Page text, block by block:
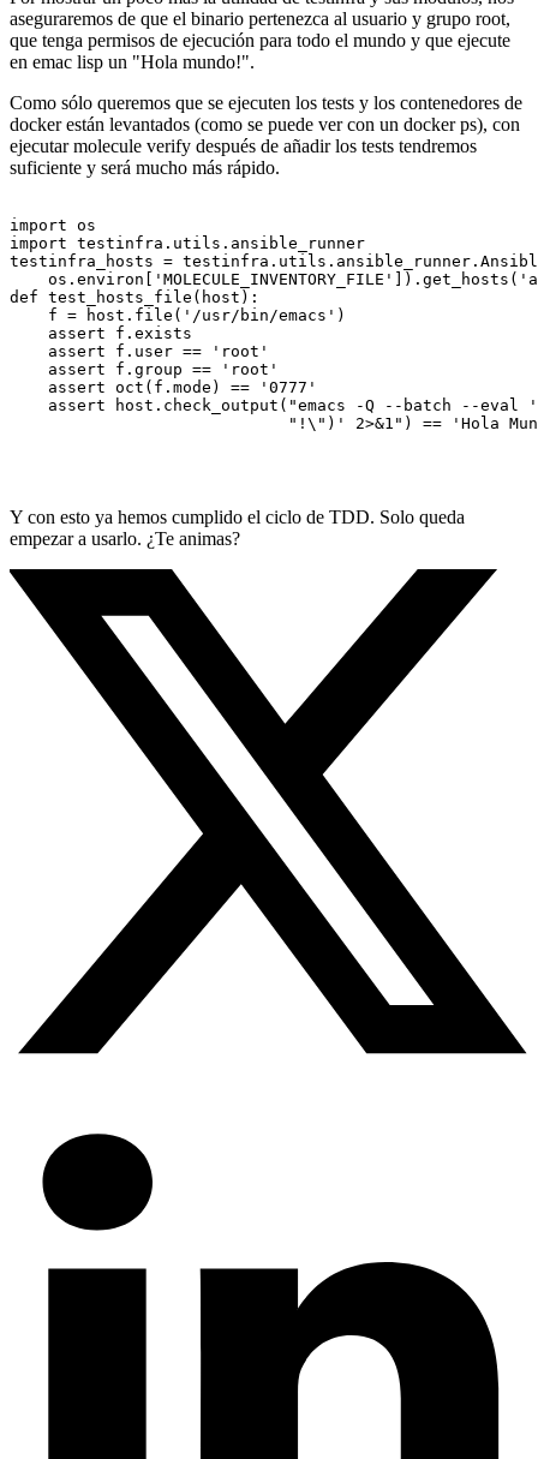
aseguraremos de que el binario pertenezca al usuario y grupo root,
que tenga permisos de ejecución para todo el mundo y que ejecute
en emac lisp un "Hola mundo!".
Como sólo queremos que se ejecuten los tests y los contenedores de
docker están levantados (como se puede ver con un docker ps), con
ejecutar molecule verify después de añadir los tests tendremos
suficiente y será mucho más rápido.
import os
import testinfra.utils.ansible_runner
testinfra_hosts =
def test_hosts_file(host):
    f = host.file('/usr/bin/emacs')
    assert f.exists
    assert f.user == 'root'
    assert f.group == 'root'
    assert oct(f.mode) == '0777'
assert host.check_output("emacs -Q --batch --eval
"!\")' 2>&1") == 'Hola
Y con esto ya hemos cumplido el ciclo de TDD. Solo queda
empezar a usarlo. ¿Te animas?